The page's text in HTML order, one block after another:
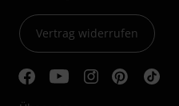
Vertrag widerrufen